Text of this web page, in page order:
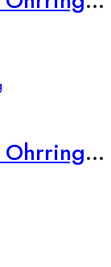
585er Gold Klappbrisur Ohrringe Blume Model 1